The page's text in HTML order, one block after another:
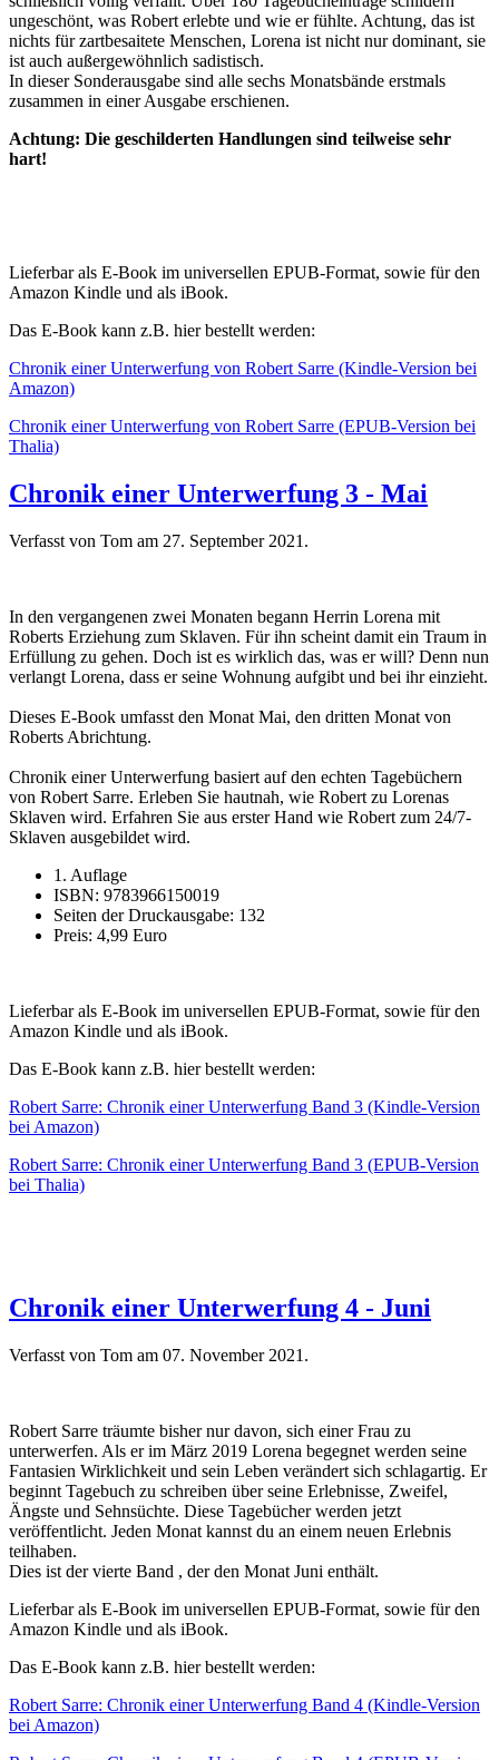
ungeschönt, was Robert erlebte und wie er fühlte. Achtung, das ist
nichts für zartbesaitete Menschen, Lorena ist nicht nur dominant, sie
ist auch außergewöhnlich sadistisch.
In dieser Sonderausgabe sind alle sechs Monatsbände erstmals
zusammen in einer Ausgabe erschienen.
Achtung: Die geschilderten Handlungen sind teilweise sehr
hart!
Lieferbar als E-Book im universellen EPUB-Format, sowie für den
Amazon Kindle und als iBook.
Das E-Book kann z.B. hier bestellt werden:
Chronik einer Unterwerfung von Robert Sarre (Kindle-Version bei
Amazon)
Chronik einer Unterwerfung von Robert Sarre (EPUB-Version bei
Thalia)
Chronik einer Unterwerfung 3 - Mai
Verfasst von Tom am 27. September 2021 .
In den vergangenen zwei Monaten begann Herrin Lorena mit
Roberts Erziehung zum Sklaven. Für ihn scheint damit ein Traum in
Erfüllung zu gehen. Doch ist es wirklich das, was er will? Denn nun
verlangt Lorena, dass er seine Wohnung aufgibt und bei ihr einzieht.
Dieses E-Book umfasst den Monat Mai, den dritten Monat von
Roberts Abrichtung.
Chronik einer Unterwerfung basiert auf den echten Tagebüchern
von Robert Sarre. Erleben Sie hautnah, wie Robert zu Lorenas
Sklaven wird. Erfahren Sie aus erster Hand wie Robert zum 24/7-
Sklaven ausgebildet wird.
1. Auflage
ISBN: 9783966150019
Seiten der Druckausgabe: 132
Preis: 4,99 Euro
Lieferbar als E-Book im universellen EPUB-Format, sowie für den
Amazon Kindle und als iBook.
Das E-Book kann z.B. hier bestellt werden:
Robert Sarre: Chronik einer Unterwerfung Band 3 (Kindle-Version
bei Amazon)
Robert Sarre: Chronik einer Unterwerfung Band 3 (EPUB-Version
bei Thalia)
Chronik einer Unterwerfung 4 - Juni
Verfasst von Tom am 07. November 2021 .
Robert Sarre träumte bisher nur davon, sich einer Frau zu
unterwerfen. Als er im März 2019 Lorena begegnet werden seine
Fantasien Wirklichkeit und sein Leben verändert sich schlagartig. Er
beginnt Tagebuch zu schreiben über seine Erlebnisse, Zweifel,
Ängste und Sehnsüchte. Diese Tagebücher werden jetzt
veröffentlicht. Jeden Monat kannst du an einem neuen Erlebnis
teilhaben.
Dies ist der vierte Band , der den Monat Juni enthält.
Lieferbar als E-Book im universellen EPUB-Format, sowie für den
Amazon Kindle und als iBook.
Das E-Book kann z.B. hier bestellt werden:
Robert Sarre: Chronik einer Unterwerfung Band 4 (Kindle-Version
bei Amazon)